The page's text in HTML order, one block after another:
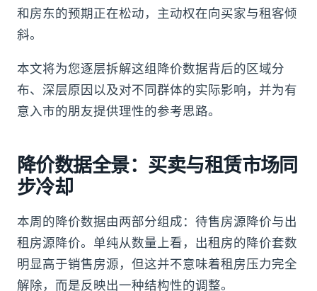
和房东的预期正在松动，主动权在向买家与租客倾
斜。
本文将为您逐层拆解这组降价数据背后的区域分
布、深层原因以及对不同群体的实际影响，并为有
意入市的朋友提供理性的参考思路。
降价数据全景：买卖与租赁市场同
步冷却
本周的降价数据由两部分组成：待售房源降价与出
租房源降价。单纯从数量上看，出租房的降价套数
明显高于销售房源，但这并不意味着租房压力完全
解除，而是反映出一种结构性的调整。